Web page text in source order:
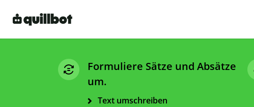
Formuliere Sätze und Absätze
um.
Text umschreiben